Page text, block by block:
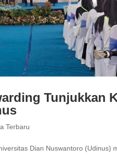
Tunjukkan
Terbaru
Dian Nuswantoro (Udinus)